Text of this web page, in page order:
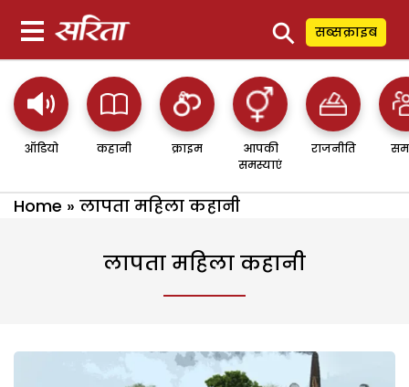
⚲ सब्सक्राइब
ऑडियो कहानी क्राइम
आपकी
समस्याएं
राजनीति
Home » लापता महिला कहानी
लापता महिला कहानी